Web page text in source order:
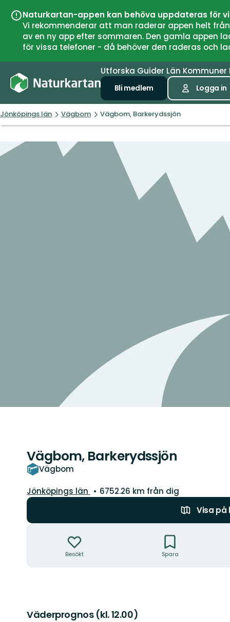
Naturkartan-appen kan behöva uppdateras för
Vi rekommenderar att man raderar appen helt
av en ny app efter sommaren. Den gamla
för vissa telefoner - då behöver den raderas och
Utforska Guider Län Kommuner
Bli medlem Logga in
Jönköpings län Vägbom Vägbom, Barkerydssjön
Vägbom, Barkerydssjön
Vägbom
Län:
Jönköpings län
6752.26 km från dig
Visa på
Besökt Spara
Väderprognos (kl. 12.00)